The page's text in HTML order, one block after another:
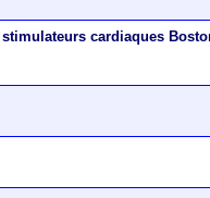
cardiaques